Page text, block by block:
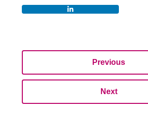
Previous
Next